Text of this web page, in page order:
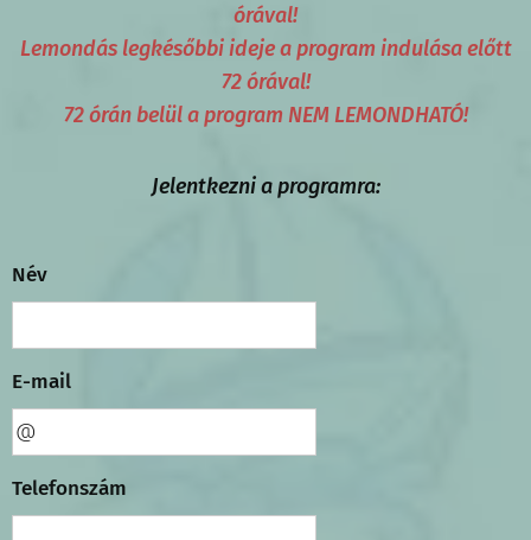
órával!
Lemondás legkésőbbi ideje a program indulása előtt
72 órával!
72 órán belül a program NEM LEMONDHATÓ!
Jelentkezni a programra:
Név
E-mail
Telefonszám